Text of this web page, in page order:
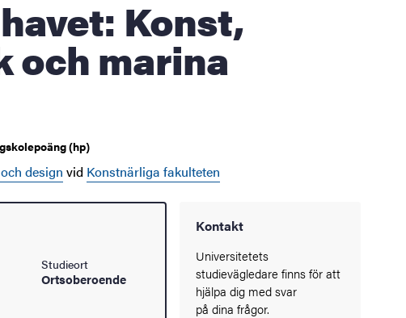
marina
(hp)
design vid Konstnärliga fakulteten
Studieort
Ortsoberoende
Kontakt
Universitetets
studievägledare finns för att
hjälpa dig med svar
på dina frågor.